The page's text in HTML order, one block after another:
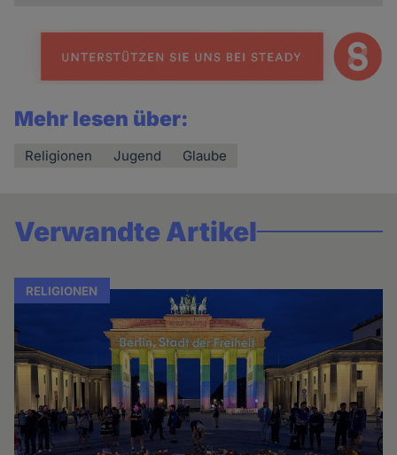
Mehr lesen über:
Religionen Jugend Glaube
Verwandte Artikel
RELIGIONEN